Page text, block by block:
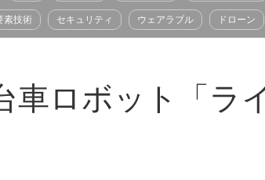
素技術 セキュリティ ウェアラブル ドローン
車ロボット「ラ